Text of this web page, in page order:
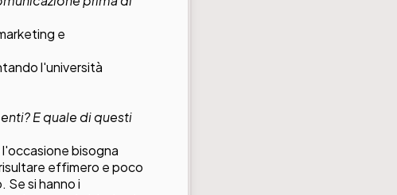
e
l'università
E quale di questi
l'occasione bisogna
effimero e poco
Se si hanno i